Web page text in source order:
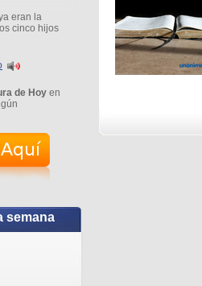
eran la
cinco hijos
de Hoy en
semana